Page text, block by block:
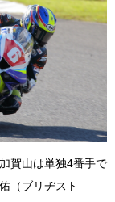
賀山は単独4番手で
（ブリヂスト